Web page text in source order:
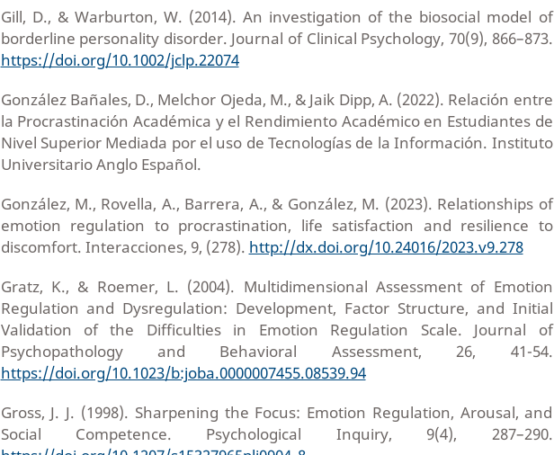
Gill, D., & Warburton, W. (2014). An investigation of the biosocial model of
borderline personality disorder. Journal of Clinical Psychology, 70(9), 866–873.
https://doi.org/10.1002/jclp.22074
González Bañales, D., Melchor Ojeda, M., & Jaik Dipp, A. (2022). Relación entre
la Procrastinación Académica y el Rendimiento Académico en Estudiantes de
Nivel Superior Mediada por el uso de Tecnologías de la Información. Instituto
Universitario Anglo Español.
González, M., Rovella, A., Barrera, A., & González, M. (2023). Relationships of
emotion regulation to procrastination, life satisfaction and resilience to
discomfort. Interacciones, 9, (278). http://dx.doi.org/10.24016/2023.v9.278
Gratz, K., & Roemer, L. (2004). Multidimensional Assessment of Emotion
Regulation and Dysregulation: Development, Factor Structure, and Initial
Validation of the Difficulties in Emotion Regulation Scale. Journal of
Psychopathology and Behavioral Assessment, 26, 41-54.
https://doi.org/10.1023/b:joba.0000007455.08539.94
Gross, J. J. (1998). Sharpening the Focus: Emotion Regulation, Arousal, and
Social Competence. Psychological Inquiry, 9(4), 287–290.